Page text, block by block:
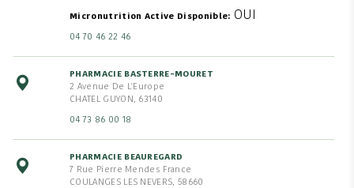
Micronutrition Active Disponible OUI
04 70 46 22 46
PHARMACIE BASTERRE-MOURET
2 Avenue De L'Europe
CHATEL GUYON, 63140
04 73 86 00 18
PHARMACIE BEAUREGARD
7 Rue Pierre Mendes France
COULANGES LES NEVERS, 58660